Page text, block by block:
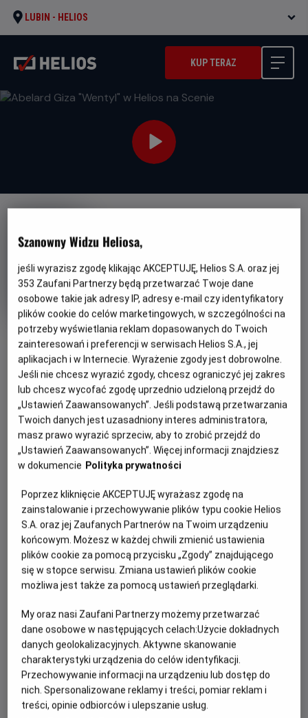
LUBIN - HELIOS
KUP TERAZ
OBSERWUJ
Abelard Giza "Wentyl" w Helios
na Scenie
Oryginalny
tytuł
Abelard Giza "Wentyl" STAND UP Gatunek
Stand-
up
Minimalny
wiek
Od 15 lat
Czas
trwania
115 min
REŻYSERIA
Sebastian Filipkowski
SCENARIUSZ
Abelard Giza
OBSADA
Abelard Giza, Janusz Pietruszka, Kuba Śliwka
WIĘCEJ SZCZEGÓŁÓW
OPIS WYDARZENIA
WENTYL to siódmy solowy program stand-upowy
Abelarda Gizy. Występy na żywo odbywały się od sierpnia
2024 roku do maja 2026 roku. Dziesięć lat po wydaniu
swojego pierwszego programu „Proteus Vulgaris”,
zarejestrowanego w warszawskiej Harendzie, Abelard
postanowił wrócić na scenę kameralnego, klimatycznego
miejsca. Wybór padł na legendarny KIJ w Łodzi.
Nagranie programu odbyło się w pierwszej lokalizacji tego
klubu. Podobnie jak podczas dwóch poprzednich tras,
komicy – Kuba Śliwka i Janusz Pietruszka, których
fragmenty występów będzie można zobaczyć także
podczas projekcji.
Przygotuj się ponad 100 minut doskonałej
zabawy!Tylko w kinach Helios.
Szanowny Widzu Heliosa,
jeśli wyrazisz zgodę klikając AKCEPTUJĘ, Helios S.A. oraz jej
353 Zaufani Partnerzy będą przetwarzać Twoje dane
osobowe takie jak adresy IP, adresy e-mail czy identyfikatory
plików cookie do celów marketingowych, w szczególności na
potrzeby wyświetlania reklam dopasowanych do Twoich
zainteresowań i preferencji w serwisach Helios S.A., jej
aplikacjach i w Internecie. Wyrażenie zgody jest dobrowolne.
Jeśli nie chcesz wyrazić zgody, chcesz ograniczyć jej zakres
lub chcesz wycofać zgodę uprzednio udzieloną przejdź do
„Ustawień Zaawansowanych”. Jeśli podstawą przetwarzania
Twoich danych jest uzasadniony interes administratora,
masz prawo wyrazić sprzeciw, aby to zrobić przejdź do
„Ustawień Zaawansowanych”. Więcej informacji znajdziesz
w dokumencie Polityka prywatności
Poprzez kliknięcie AKCEPTUJĘ wyrażasz zgodę na
zainstalowanie i przechowywanie plików typu cookie Helios
S.A. oraz jej Zaufanych Partnerów na Twoim urządzeniu
końcowym. Możesz w każdej chwili zmienić ustawienia
plików cookie za pomocą przycisku „Zgody” znajdującego
się w stopce serwisu. Zmiana ustawień plików cookie
możliwa jest także za pomocą ustawień przeglądarki.
My oraz nasi Zaufani Partnerzy możemy przetwarzać
dane osobowe w następujących celach:Użycie dokładnych
danych geolokalizacyjnych. Aktywne skanowanie
charakterystyki urządzenia do celów identyfikacji.
Przechowywanie informacji na urządzeniu lub dostęp do
nich. Spersonalizowane reklamy i treści, pomiar reklam i
treści, opinie odbiorców i ulepszanie usług.